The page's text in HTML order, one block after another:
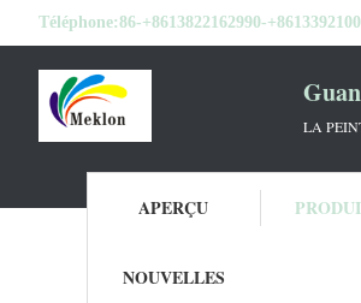
Téléphone:86-+8613822162990-
LA
APERÇU
NOUVELLES